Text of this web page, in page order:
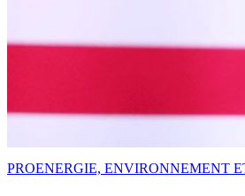
PROENERGIE, ENVIRONNEMENT